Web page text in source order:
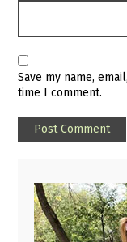
Save my name,
time I comment.